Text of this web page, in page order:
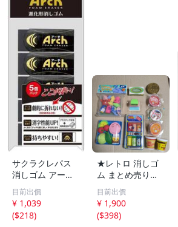
サクラクレパス
消しゴム アーチ1
00 ブラック 5個
RAF100#49-5P
目前出價
¥ 1,039
($218)
★レトロ 消しゴ
ム まとめ売り★
海の生き物 フル
ーツ コーヒー牛
乳 缶ジュース 自
販機 ティッシュ
目前出價
¥ 1,900
($398)